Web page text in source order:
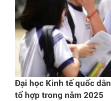
Đại học Kinh tế quốc
tổ hợp trong năm 2025